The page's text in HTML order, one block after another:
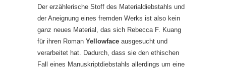
Der erzählerische Stoff des Materialdiebstahls und
der Aneignung eines fremden Werks ist also kein
ganz neues Material, das sich Rebecca F. Kuang
für ihren Roman Yellowface ausgesucht und
verarbeitet hat. Dadurch, dass sie den ethischen
Fall eines Manuskriptdiebstahls allerdings um eine